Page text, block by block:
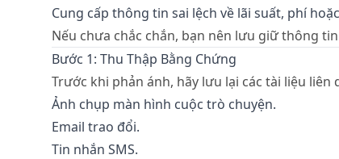
Cung cấp thông tin sai lệch về lãi suất, phí
Nếu chưa chắc chắn, bạn nên lưu giữ thông
Bước 1: Thu Thập Bằng Chứng
Trước khi phản ánh, hãy lưu lại các tài liệu liên
Ảnh chụp màn hình cuộc trò chuyện.
Email trao đổi.
Tin nhắn SMS.